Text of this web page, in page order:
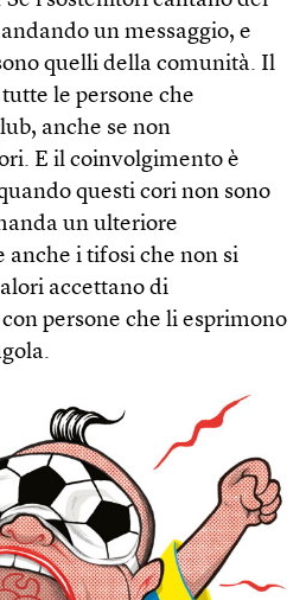
un messaggio, e
quelli della comunità. Il
le persone che
anche se non
E il coinvolgimento è
questi cori non sono
un ulteriore
anche i tifosi che non si
accettano di
persone che li esprimono